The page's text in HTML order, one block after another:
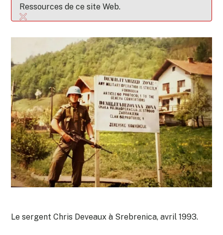
Ressources de ce site Web.
Le sergent Chris Deveaux à Srebrenica, avril 1993.